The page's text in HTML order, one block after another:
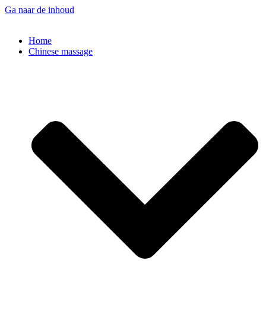
Ga naar de inhoud
Home
Chinese massage